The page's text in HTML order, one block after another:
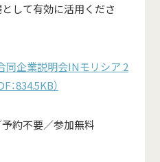
して有効に活用くださ
同企業説明会INモリシア 2
834.5KB）
約不要／参加無料